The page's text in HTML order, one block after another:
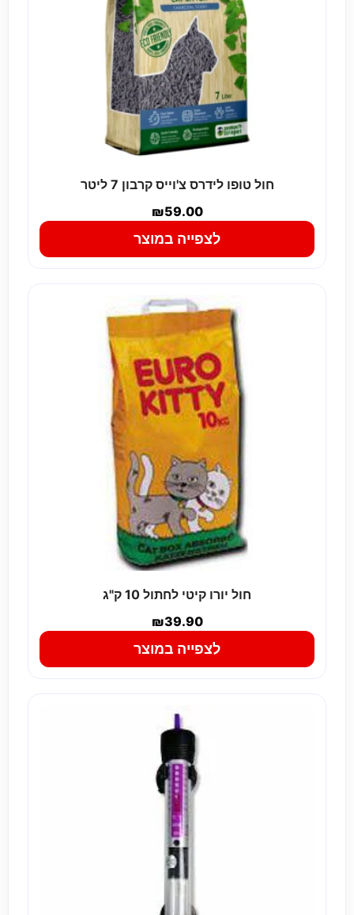
חול טופו לידרס צ'וייס קרבון 7 ליטר
₪59.00
לצפייה במוצר
חול יורו קיטי לחתול 10 ק"ג
₪39.90
לצפייה במוצר